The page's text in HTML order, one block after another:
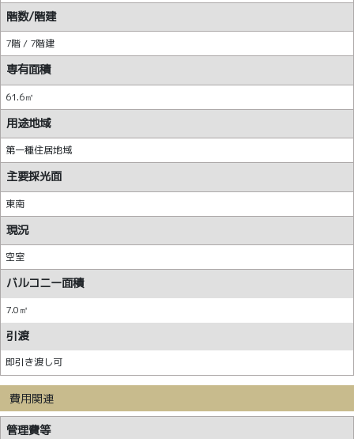
階数/階建
7階 / 7階建
専有面積
61.6㎡
用途地域
第一種住居地域
主要採光面
東南
現況
空室
バルコニー面積
7.0㎡
引渡
即引き渡し可
費用関連
管理費等